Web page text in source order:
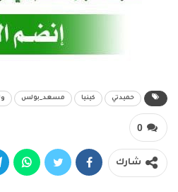
حميدتي كينيا مسعد_بولس
0
شارك